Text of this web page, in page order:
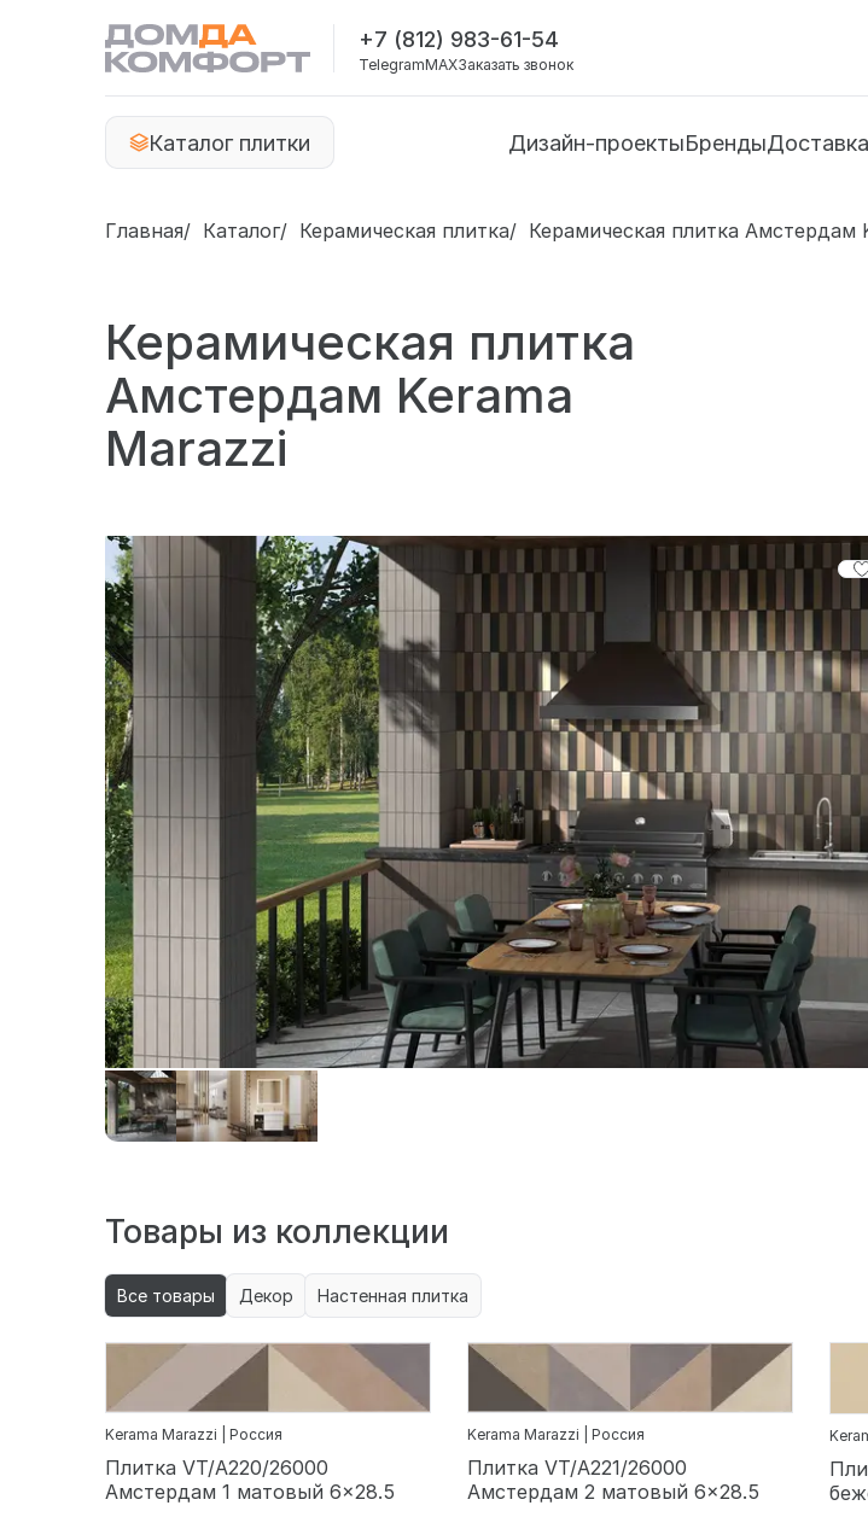
+7 (812) 983-61-54
TelegramMAXЗаказать звонок
Каталог плитки Дизайн-проектыБренды
Главная Каталог Керамическая плитка Керамическая плитка Амстердам
Керамическая плитка
Амстердам Kerama
Marazzi
Товары из коллекции
Все товары Декор Настенная плитка
Kerama Marazzi | Россия
Плитка VT/A220/26000
Амстердам 1 матовый 6x28.5
Kerama Marazzi | Россия
Плитка VT/A221/26000
Амстердам 2 матовый 6x28.5